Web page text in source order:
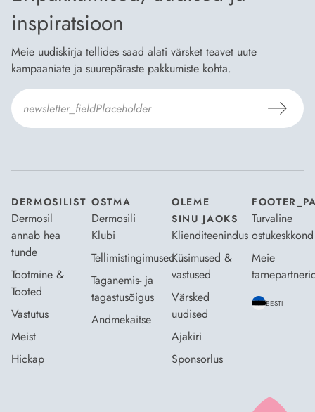
inspiratsioon
Meie uudiskirja tellides saad alati värsket teavet uute
kampaaniate ja suurepäraste pakkumiste kohta.
DERMOSILIST
Dermosil
annab hea
tunde
Tootmine &
Tooted
Vastutus
Meist
Hickap
OSTMA
Dermosili
Klubi
Tellimistingimused
Taganemis- ja
tagastusõigus
Andmekaitse
OLEME
SINU JAOKS
Klienditeenindus
Küsimused &
vastused
Värsked
uudised
Ajakiri
Sponsorlus
Turvaline
ostukeskkond
Meie
EESTI